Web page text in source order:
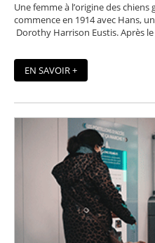
Une femme à l’origine des
commence en 1914 avec Hans,
Dorothy Harrison Eustis. Après
EN SAVOIR +